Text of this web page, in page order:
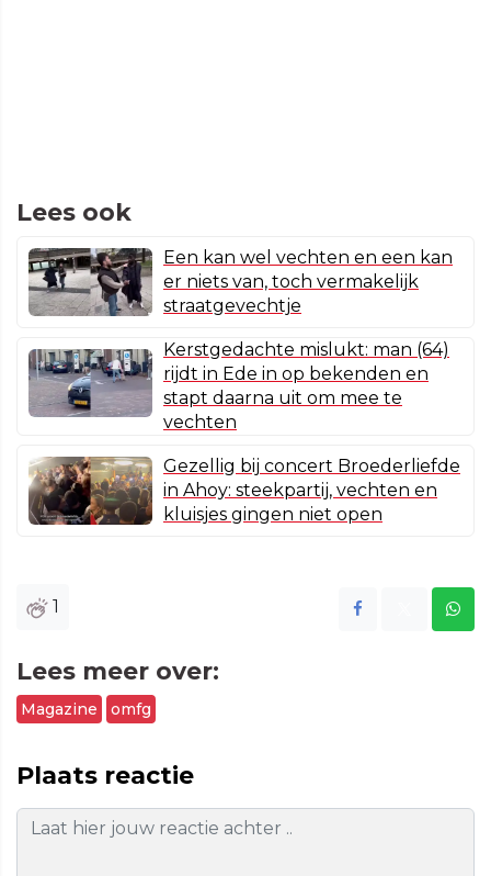
Lees ook
Een kan wel vechten en een kan
er niets van, toch vermakelijk
straatgevechtje
Kerstgedachte mislukt: man (64)
rijdt in Ede in op bekenden en
stapt daarna uit om mee te
vechten
Gezellig bij concert Broederliefde
in Ahoy: steekpartij, vechten en
kluisjes gingen niet open
1
Lees meer over:
Magazine omfg
Plaats reactie